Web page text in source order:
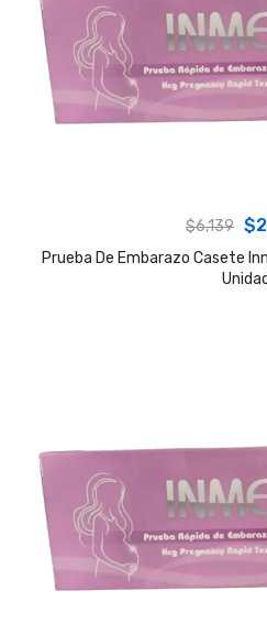
$6,139 $
Prueba De Embarazo Casete
Unidad